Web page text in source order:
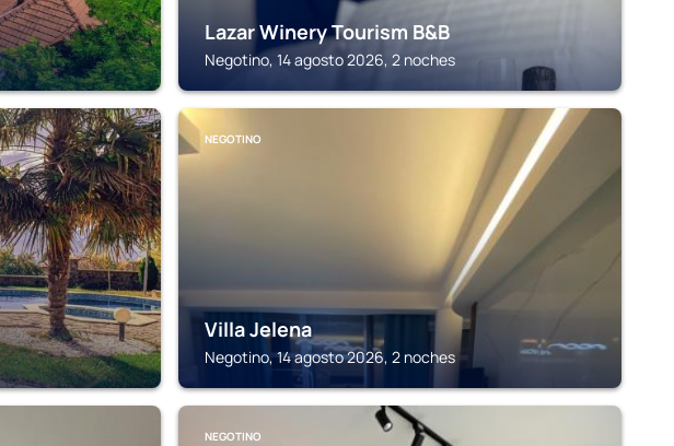
Lazar Winery Tourism B&B
Negotino, 14 agosto 2026, 2 noches
NEGOTINO
Villa Jelena
Negotino, 14 agosto 2026, 2 noches
NEGOTINO